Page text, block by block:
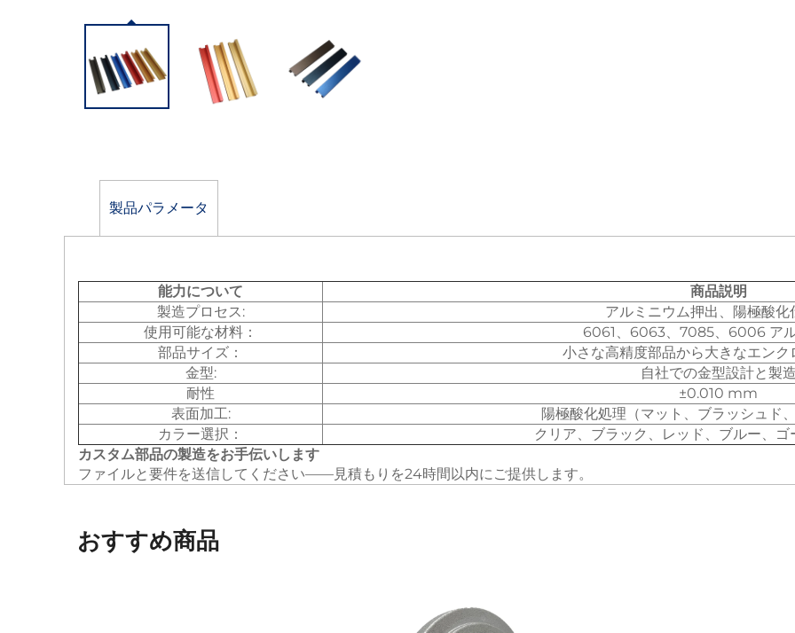
製品パラメータ
能力について
商品説明
製造プロセス:
アルミニウム押出、陽極酸化
使用可能な材料：
6061、6063、7085、6006 ア
部品サイズ：
小さな高精度部品から大きなエンク
金型:
自社での金型設計と製
耐性
±0.010 mm
表面加工:
陽極酸化処理（マット、ブラッシュド
カラー選択：
クリア、ブラック、レッド、ブルー、
カスタム部品の製造をお手伝いします
ファイルと要件を送信してください——見積もりを24時間以内にご提供します。
おすすめ商品